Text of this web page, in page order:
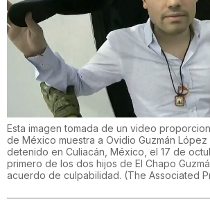
Esta imagen tomada de un video
de México muestra a Ovidio Guzmán López
detenido en Culiacán, México, el 17 de
primero de los dos hijos de El Chapo
acuerdo de culpabilidad. (The Associated